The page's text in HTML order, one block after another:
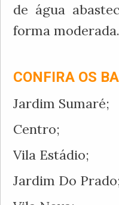
de água
forma moderada.
CONFIRA OS
Jardim Sumaré;
Centro;
Vila Estádio;
Jardim Do